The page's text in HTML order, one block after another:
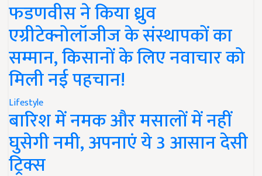
फडणवीस ने किया ध्रुव
एग्रीटेक्नोलॉजीज के संस्थापकों का
सम्मान, किसानों के लिए नवाचार को
मिली नई पहचान!
Lifestyle
बारिश में नमक और मसालों में नहीं
घुसेगी नमी, अपनाएं ये 3 आसान देसी
ट्रिक्स